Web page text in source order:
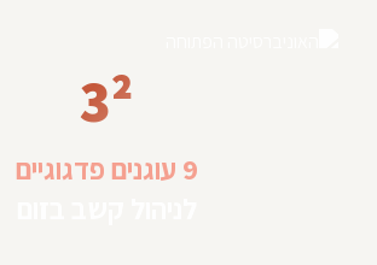
3²
9 עוגנים פדגוגיים